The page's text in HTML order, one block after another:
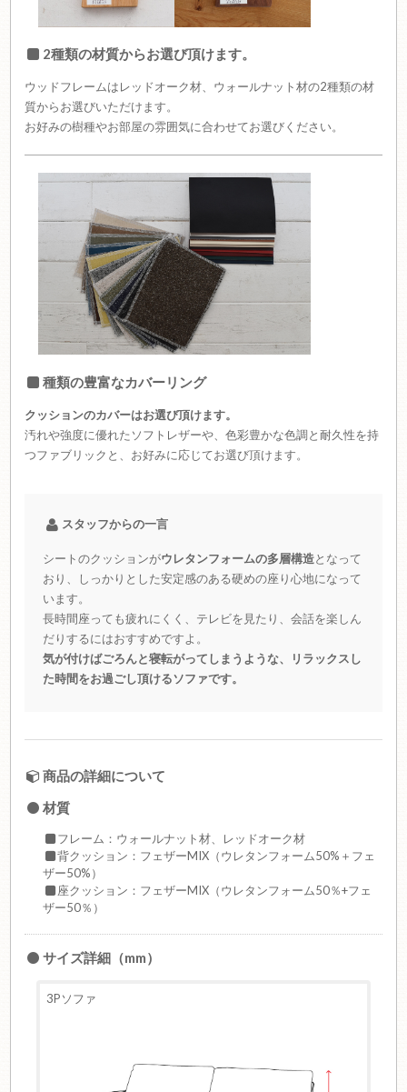
2種類の材質からお選び頂けます。
ウッドフレームはレッドオーク材、ウォールナット材の2種類の材
質からお選びいただけます。
お好みの樹種やお部屋の雰囲気に合わせてお選びください。
種類の豊富なカバーリング
クッションのカバーはお選び頂けます。
汚れや強度に優れたソフトレザーや、色彩豊かな色調と耐久性を持
つファブリックと、お好みに応じてお選び頂けます。
スタッフからの一言
シートのクッションがウレタンフォームの多層構造となって
おり、しっかりとした安定感のある硬めの座り心地になって
います。
長時間座っても疲れにくく、テレビを見たり、会話を楽しん
だりするにはおすすめですよ。
気が付けばごろんと寝転がってしまうような、リラックスし
た時間をお過ごし頂けるソファです。
商品の詳細について
材質
フレーム：ウォールナット材、レッドオーク材
背クッション：フェザーMIX（ウレタンフォーム50%＋フェ
ザー50%）
座クッション：フェザーMIX（ウレタンフォーム50％+フェ
ザー50％）
サイズ詳細（mm）
3Pソファ